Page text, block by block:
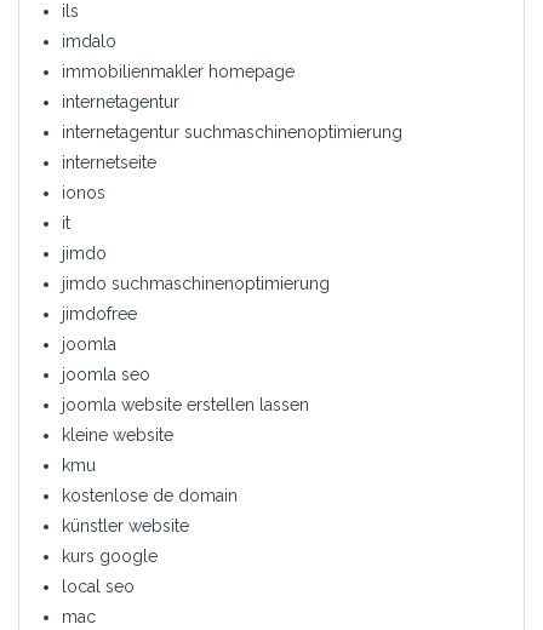
ils
imdalo
immobilienmakler homepage
internetagentur
internetagentur suchmaschinenoptimierung
internetseite
ionos
it
jimdo
jimdo suchmaschinenoptimierung
jimdofree
joomla
joomla seo
joomla website erstellen lassen
kleine website
kmu
kostenlose de domain
künstler website
kurs google
local seo
mac